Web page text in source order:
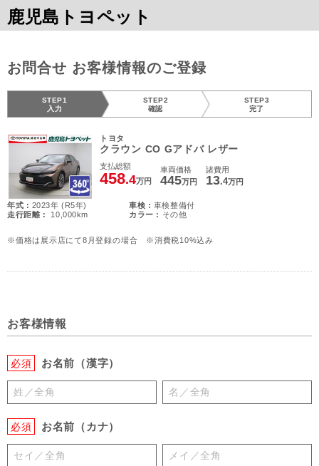
鹿児島トヨペット
お問合せ お客様情報のご登録
STEP1
入力
STEP2
確認
STEP3
完了
トヨタ
クラウン CO Gアドバ レザー
支払総額
458.4万円
車両価格
445万円
諸費用
13.4万円
年式 : 2023年 (R5年) 車検 : 車検整備付
走行距離 :
10,000km カラー : その他
※価格は展示店にて8月登録の場合 ※消費税10%込み
お客様情報
必須 お名前（漢字）
必須 お名前（カナ）